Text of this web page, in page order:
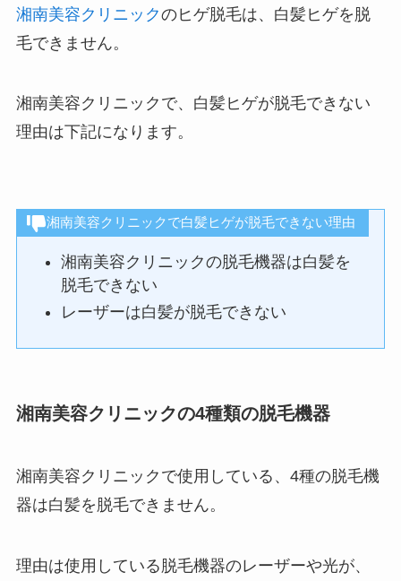
湘南美容クリニックのヒゲ脱毛は、白髪ヒゲを脱
毛できません。
湘南美容クリニックで、白髪ヒゲが脱毛できない
理由は下記になります。
湘南美容クリニックで白髪ヒゲが脱毛できない理由
湘南美容クリニックの脱毛機器は白髪を
脱毛できない
レーザーは白髪が脱毛できない
湘南美容クリニックの4種類の脱毛機器
湘南美容クリニックで使用している、4種の脱毛機
器は白髪を脱毛できません。
理由は使用している脱毛機器のレーザーや光が、